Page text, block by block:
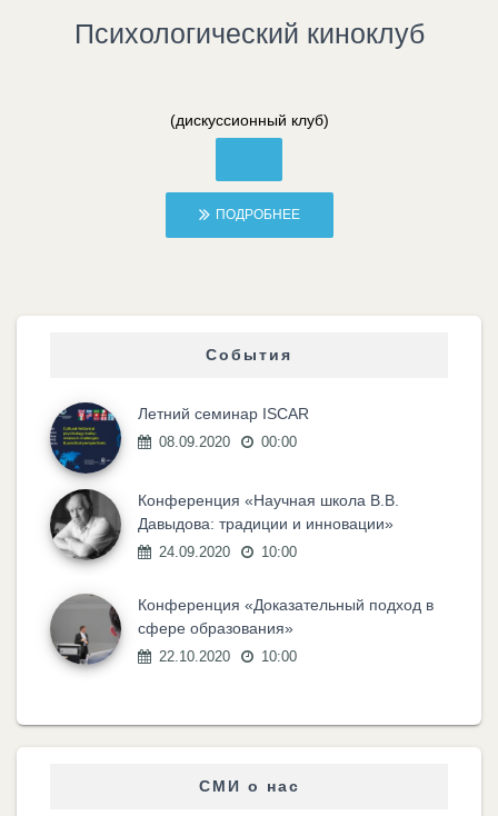
Психологический киноклуб
(дискуссионный клуб)
ПОДРОБНЕЕ
События
Летний семинар ISCAR
08.09.2020 00:00
Конференция «Научная школа В.В.
Давыдова: традиции и инновации»
24.09.2020 10:00
Конференция «Доказательный подход в
сфере образования»
22.10.2020 10:00
СМИ о нас